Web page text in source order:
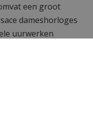
een groot
dameshorloges
uurwerken